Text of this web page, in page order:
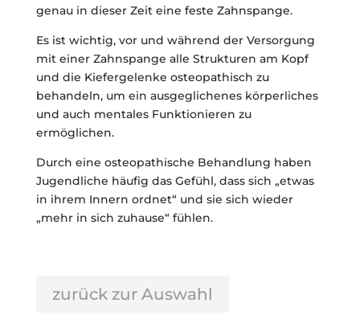
genau in dieser Zeit eine feste Zahnspange.
Es ist wichtig, vor und während der Versorgung
mit einer Zahnspange alle Strukturen am Kopf
und die Kiefergelenke osteopathisch zu
behandeln, um ein ausgeglichenes körperliches
und auch mentales Funktionieren zu
ermöglichen.
Durch eine osteopathische Behandlung haben
Jugendliche häufig das Gefühl, dass sich „etwas
in ihrem Innern ordnet“ und sie sich wieder
„mehr in sich zuhause“ fühlen.
zurück zur Auswahl